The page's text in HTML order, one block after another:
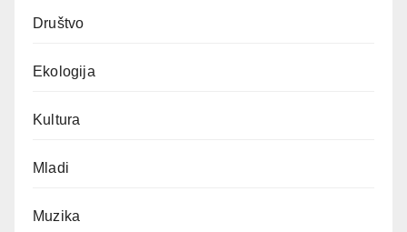
Društvo
Ekologija
Kultura
Mladi
Muzika